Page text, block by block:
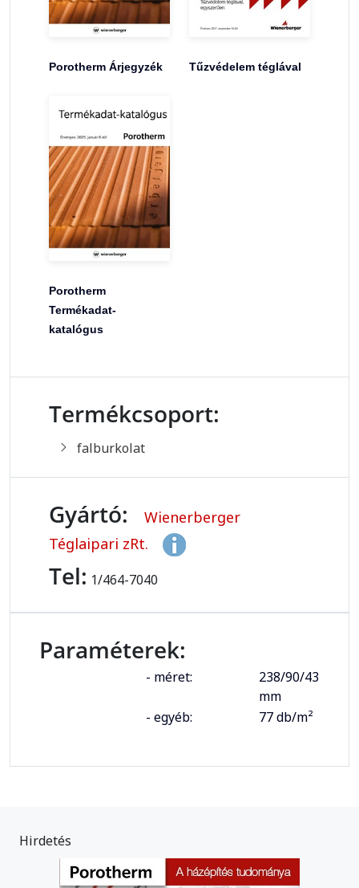
Porotherm Árjegyzék Tűzvédelem téglával
Porotherm
Termékadat-
katalógus
Termékcsoport:
falburkolat
Gyártó:
Wienerberger
Téglaipari zRt.
Tel: 1/464-7040
Paraméterek:
- méret:
238/90/43
mm
- egyéb:
77 db/m²
Hirdetés